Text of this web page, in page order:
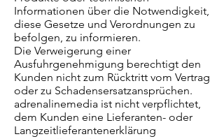
Informationen über die Notwendigkeit,
diese Gesetze und Verordnungen zu
befolgen, zu informieren.
Die Verweigerung einer
Ausfuhrgenehmigung berechtigt den
Kunden nicht zum Rücktritt vom Vertrag
oder zu Schadensersatzansprüchen.
adrenalinemedia ist nicht verpflichtet,
dem Kunden eine Lieferanten- oder
Langzeitlieferantenerklärung